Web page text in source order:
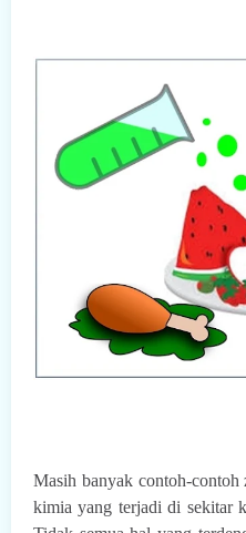
Masih banyak contoh-contoh
kimia yang terjadi di sekitar